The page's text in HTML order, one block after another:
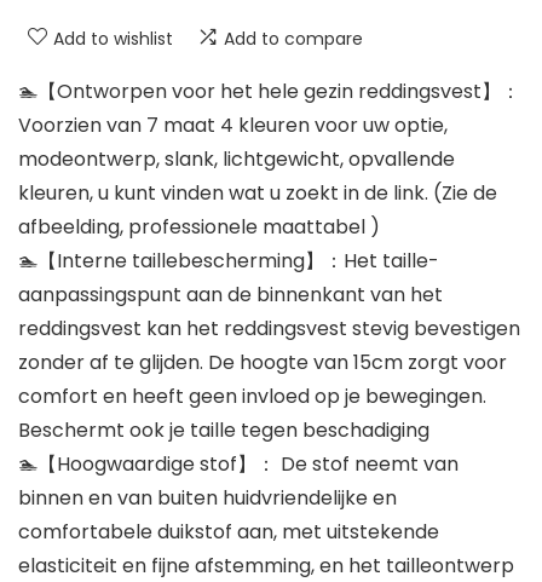
Add to wishlist Add to compare
🏊‍【Ontworpen voor het hele gezin reddingsvest】：
Voorzien van 7 maat 4 kleuren voor uw optie,
modeontwerp, slank, lichtgewicht, opvallende
kleuren, u kunt vinden wat u zoekt in de link. (Zie de
afbeelding, professionele maattabel )
🏊‍【Interne taillebescherming】：Het taille-
aanpassingspunt aan de binnenkant van het
reddingsvest kan het reddingsvest stevig bevestigen
zonder af te glijden. De hoogte van 15cm zorgt voor
comfort en heeft geen invloed op je bewegingen.
Beschermt ook je taille tegen beschadiging
🏊‍【Hoogwaardige stof】： De stof neemt van
binnen en van buiten huidvriendelijke en
comfortabele duikstof aan, met uitstekende
elasticiteit en fijne afstemming, en het tailleontwerp